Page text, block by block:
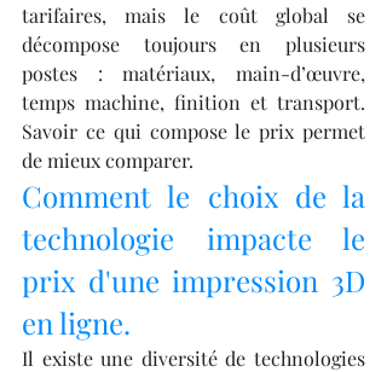
tarifaires, mais le coût global se
décompose toujours en plusieurs
postes : matériaux, main-d’œuvre,
temps machine, finition et transport.
Savoir ce qui compose le prix permet
de mieux comparer.
Comment le choix de la
technologie impacte le
prix d'une impression 3D
en ligne.
Il existe une diversité de technologies